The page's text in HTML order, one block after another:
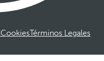
CookiesTérminos Legales